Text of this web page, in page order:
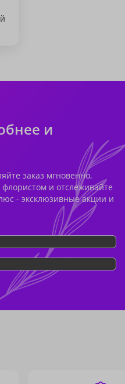
и
заказ мгновенно,
флористом и отслеживайте
- эксклюзивные акции и